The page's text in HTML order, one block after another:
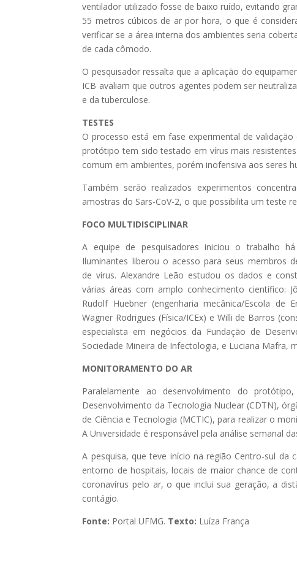
ventilador utilizado fosse de baixo ruído, evitando
55 metros cúbicos de ar por hora, o que é
verificar se a área interna dos ambientes seria
de cada cômodo.
O pesquisador ressalta que a aplicação do
ICB avaliam que outros agentes podem ser
e da tuberculose.
TESTES
O processo está em fase experimental de
protótipo tem sido testado em vírus mais
comum em ambientes, porém inofensiva aos seres
Também serão realizados experimentos
amostras do Sars-CoV-2, o que possibilita um teste
FOCO MULTIDISCIPLINAR
A equipe de pesquisadores iniciou o trabalho
Iluminantes liberou o acesso para seus membros
de vírus. Alexandre Leão estudou os dados e
várias áreas com amplo conhecimento científico:
Rudolf Huebner (engenharia mecânica/Escola de
Wagner Rodrigues (Física/ICEx) e Willi de Barros
especialista em negócios da Fundação de
Sociedade Mineira de Infectologia, e Luciana Mafra,
MONITORAMENTO DO AR
Paralelamente ao desenvolvimento do
Desenvolvimento da Tecnologia Nuclear (CDTN),
de Ciência e Tecnologia (MCTIC), para realizar o
A Universidade é responsável pela análise semanal
A pesquisa, que teve início na região Centro-sul
entorno de hospitais, locais de maior chance de
coronavírus pelo ar, o que inclui sua geração, a
contágio.
Fonte: Portal UFMG. Texto: Luíza França